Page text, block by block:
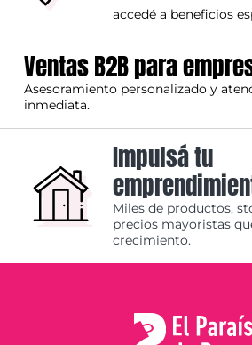
accedé a beneficios
Ventas B2B para
Asesoramiento personalizado y
inmediata.
Impulsá tu
Miles de productos,
precios mayoristas
crecimiento.